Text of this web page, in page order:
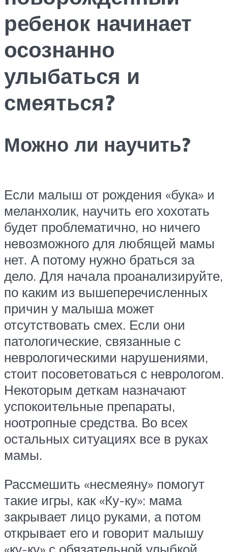
ребенок начинает
осознанно
улыбаться и
смеяться?
Можно ли научить?
Если малыш от рождения «бука» и
меланхолик, научить его хохотать
будет проблематично, но ничего
невозможного для любящей мамы
нет. А потому нужно браться за
дело. Для начала проанализируйте,
по каким из вышеперечисленных
причин у малыша может
отсутствовать смех. Если они
патологические, связанные с
неврологическими нарушениями,
стоит посоветоваться с неврологом.
Некоторым деткам назначают
успокоительные препараты,
ноотропные средства. Во всех
остальных ситуациях все в руках
мамы.
Рассмешить «несмеяну» помогут
такие игры, как «Ку-ку»: мама
закрывает лицо руками, а потом
открывает его и говорит малышу